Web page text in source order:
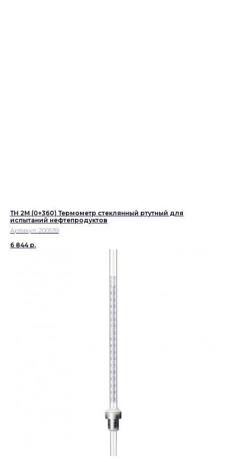
ТН 2М (0+360) Термометр стеклянный ртутный для
испытаний нефтепродуктов
Артикул: 200539
6 844 р.